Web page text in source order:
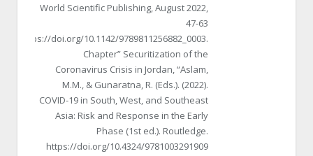
World Scientific Publishing, August 2022,
47-63
https://doi.org/10.1142/9789811256882_0003.
Chapter” Securitization of the
Coronavirus Crisis in Jordan, “Aslam,
M.M., & Gunaratna, R. (Eds.). (2022).
COVID-19 in South, West, and Southeast
Asia: Risk and Response in the Early
Phase (1st ed.). Routledge.
https://doi.org/10.4324/9781003291909